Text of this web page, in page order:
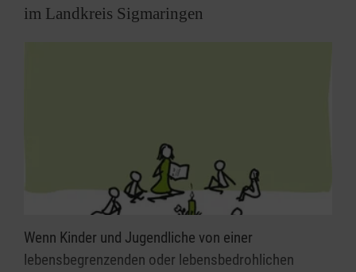
im Landkreis Sigmaringen
Wenn Kinder und Jugendliche von einer
lebensbegrenzenden oder lebensbedrohlichen